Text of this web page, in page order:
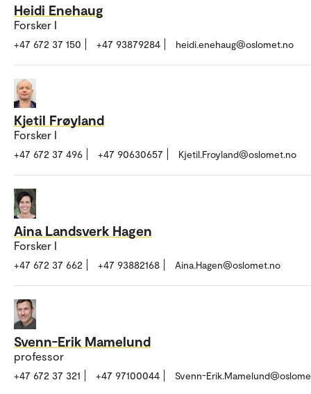
Heidi Enehaug
Forsker I
+47 672 37 150 +47 93879284 heidi.enehaug@oslomet.no
Kjetil Frøyland
Forsker I
+47 672 37 496 +47 90630657 Kjetil.Froyland@oslomet.no
Aina Landsverk Hagen
Forsker I
+47 672 37 662 +47 93882168 Aina.Hagen@oslomet.no
Svenn-Erik Mamelund
professor
+47 672 37 321 +47 97100044 Svenn-